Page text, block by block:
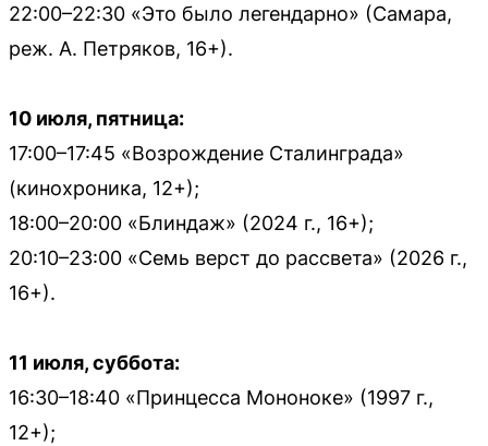
22:00–22:30 «Это было легендарно» (Самара,
реж. А. Петряков, 16+).
10 июля, пятница:
17:00–17:45 «Возрождение Сталинграда»
(кинохроника, 12+);
18:00–20:00 «Блиндаж» (2024 г., 16+);
20:10–23:00 «Семь верст до рассвета» (2026 г.,
16+).
11 июля, суббота:
16:30–18:40 «Принцесса Мононоке» (1997 г.,
12+);